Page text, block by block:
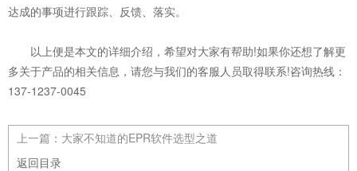
达成的事项进行跟踪、反馈、落实。
以上便是本文的详细介绍，希望对大家有帮助!如果你还想了解更
多关于产品的相关信息，请您与我们的客服人员取得联系!咨询热线：
137-1237-0045
上一篇： 大家不知道的EPR软件选型之道
返回目录